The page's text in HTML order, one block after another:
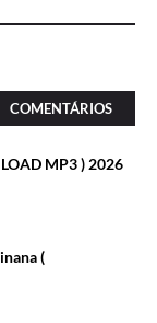
COMENTÁRIOS
MP3 ) 2026
(